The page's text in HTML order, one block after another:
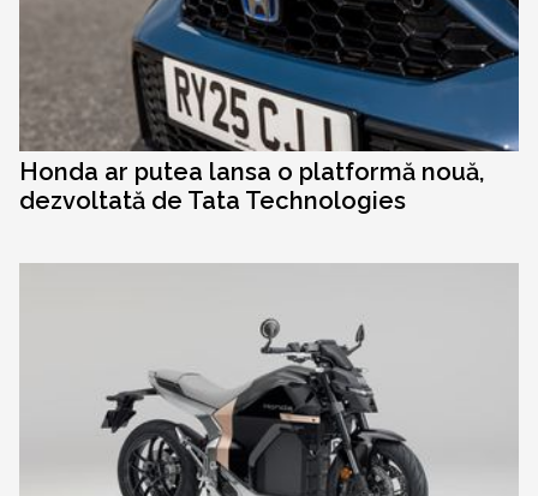
Honda ar putea lansa o platformă nouă,
dezvoltată de Tata Technologies